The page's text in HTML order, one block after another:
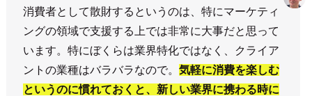
消費者として散財するというのは、特にマーケティ
ングの領域で支援する上では非常に大事だと思って
います。特にぼくらは業界特化ではなく、クライア
ントの業種はバラバラなので。 気軽に消費を楽しむ
というのに慣れておくと、新しい業界に携わる時に